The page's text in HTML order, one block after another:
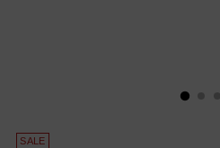
SALE